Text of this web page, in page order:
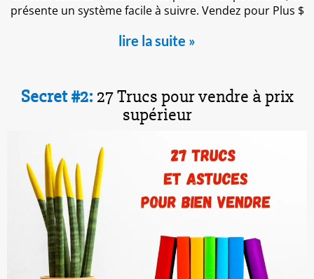
présente un système facile à suivre. Vendez pour Plus $
lire la suite »
Secret #2:27 Trucs pour vendre à prix
supérieur